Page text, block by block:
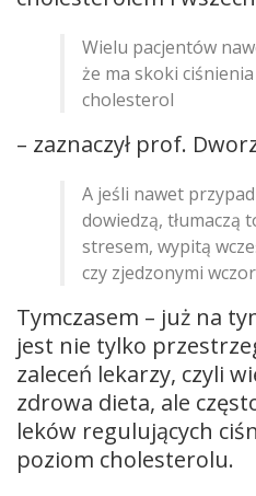
Wielu pacjentów
że ma skoki
cholesterol
– zaznaczył prof.
A jeśli nawet
dowiedzą, tłumaczą
stresem, wypitą
czy zjedzonymi
Tymczasem – już na
jest nie tylko
zaleceń lekarzy, czyli
zdrowa dieta, ale
leków regulujących
poziom cholesterolu.